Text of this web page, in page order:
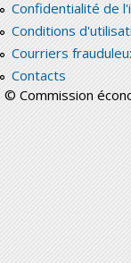
Confidentialité de
Conditions
Courriers
Contacts
© Commission